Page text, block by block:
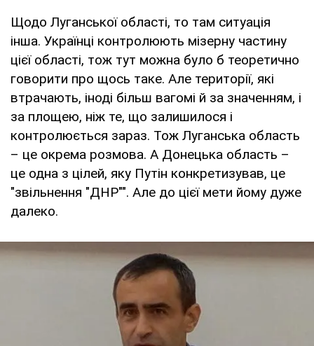
Щодо Луганської області, то там ситуація
інша. Українці контролюють мізерну частину
цієї області, тож тут можна було б теоретично
говорити про щось таке. Але території, які
втрачають, іноді більш вагомі й за значенням, і
за площею, ніж те, що залишилося і
контролюється зараз. Тож Луганська область
– це окрема розмова. А Донецька область –
це одна з цілей, яку Путін конкретизував, це
"звільнення "ДНР"". Але до цієї мети йому дуже
далеко.